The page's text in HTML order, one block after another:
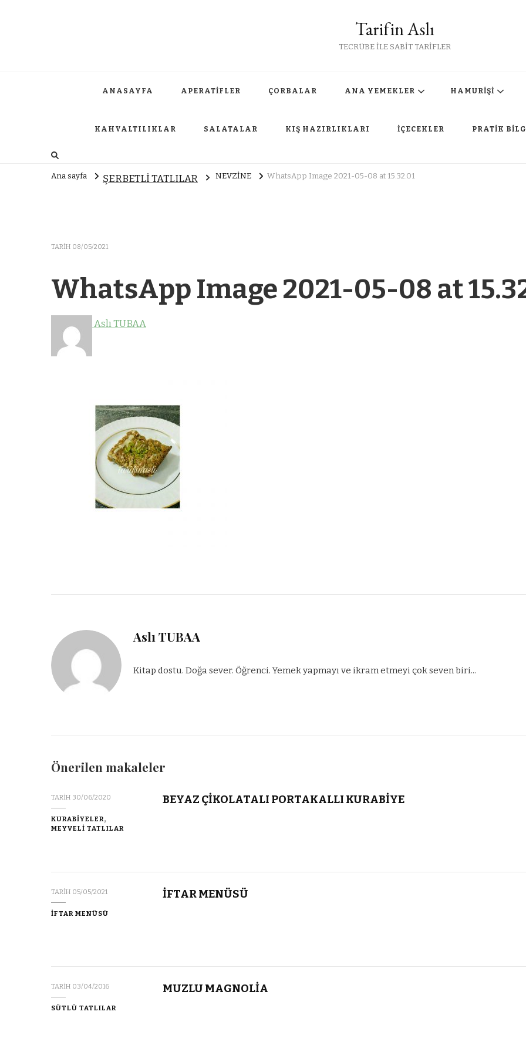
Tarifin Aslı
TECRÜBE İLE SABİT TARİFLER
ANASAYFA APERATİFLER ÇORBALAR ANA YEMEKLER HAMURİŞİ
KAHVALTILIKLAR SALATALAR KIŞ HAZIRLIKLARI İÇECEKLER PRATİK
Ana sayfa ŞERBETLİ TATLILAR NEVZİNE WhatsApp Image 2021-05-08 at 15.32.01
TARIH 08/05/2021
WhatsApp Image 2021-05-08 at
Aslı TUBAA
Aslı TUBAA
Kitap dostu. Doğa sever. Öğrenci. Yemek yapmayı ve ikram etmeyi çok seven biri...
Önerilen makaleler
TARIH 30/06/2020
KURABİYELER
MEYVELİ TATLILAR
BEYAZ ÇİKOLATALI PORTAKALLI KURABİYE
TARIH 05/05/2021
İFTAR MENÜSÜ
İFTAR MENÜSÜ
TARIH 03/04/2016
SÜTLÜ TATLILAR
MUZLU MAGNOLİA